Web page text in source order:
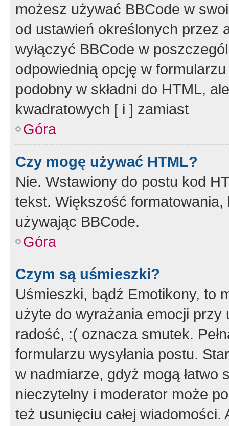
możesz używać BBCode w
od ustawień określonych przez
wyłączyć BBCode w
odpowiednią opcję w
podobny w składni do HTML,
kwadratowych [ i ] zamiast
Góra
Czy mogę używać HTML?
Nie. Wstawiony do postu kod
tekst. Większość
używając BBCode.
Góra
Czym są uśmieszki?
Uśmieszki, bądź Emotikony, to
użyte do wyrażania emocji
radość, :( oznacza smutek.
formularzu wysyłania postu.
w nadmiarze, gdyż mogą
nieczytelny i moderator może
też usunięciu całej